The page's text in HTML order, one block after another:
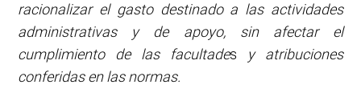
racionalizar el gasto destinado a las actividades
administrativas y de apoyo, sin afectar el
cumplimiento de las facultades
y atribuciones
conferidas en las normas.